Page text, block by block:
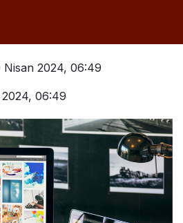
Nisan 2024, 06:49
06:49